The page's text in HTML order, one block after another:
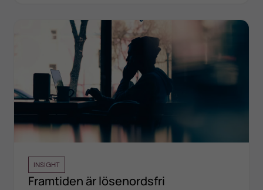
INSIGHT
Framtiden är lösenordsfri